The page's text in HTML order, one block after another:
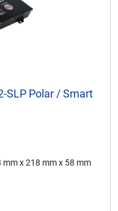
SLP Polar / Smart
mm x 218 mm x 58 mm